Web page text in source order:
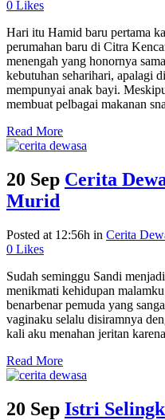
0 Likes
Hari itu Hamid baru pertama
perumahan baru di Citra
menengah yang honornya
kebutuhan seharihari, apalagi
mempunyai anak bayi.
membuat pelbagai makanan
Read More
20 Sep Cerita
Murid
Posted at 12:56h in Cerita
0 Likes
Sudah seminggu Sandi
menikmati kehidupan
benarbenar pemuda yang
vaginaku selalu disiramnya
kali aku menahan jeritan
Read More
20 Sep Istri